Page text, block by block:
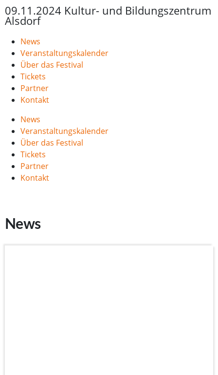
09.11.2024 Kultur- und Bildungszentrum
Alsdorf
News
Veranstaltungskalender
Über das Festival
Tickets
Partner
Kontakt
News
Veranstaltungskalender
Über das Festival
Tickets
Partner
Kontakt
News